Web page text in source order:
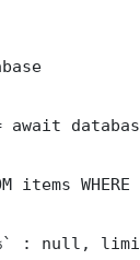
await
items
: null,